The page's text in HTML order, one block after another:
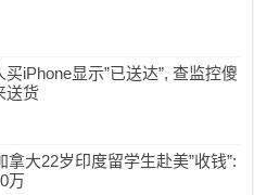
iPhone显示”已送达”, 查监控傻
送货
拿大22岁印度留学生赴美”收钱”:
万